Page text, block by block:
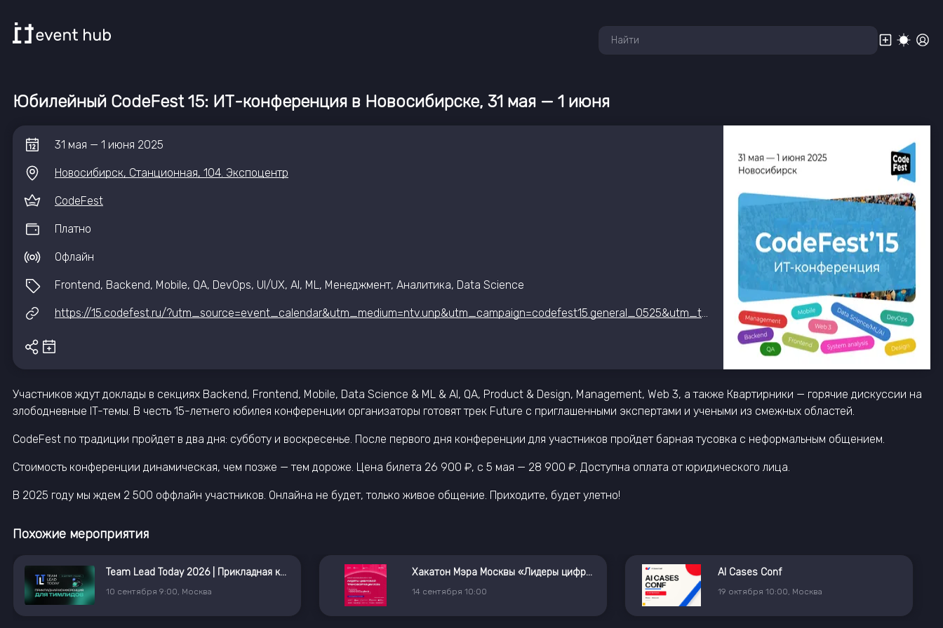
Юбилейный CodeFest 15: ИТ-конференция в Новосибирске, 31 мая — 1 июня
31 мая — 1 июня 2025
Новосибирск, Станционная, 104. Экспоцентр
CodeFest
Платно
Офлайн
Frontend, Backend, Mobile, QA, DevOps, UI/UX, AI, ML, Менеджмент, Аналитика, Data Science
https://15.codefest.ru/?utm_source=event_calendar&utm_medium=ntv.unp&utm_campaign=codefest15.general_0525&utm_term=iteventhub
Участников ждут доклады в секциях Backend, Frontend, Mobile, Data Science & ML & AI, QA, Product & Design, Management, Web 3, а также Квартирники — горячие дискуссии на
злободневные IT-темы. В честь 15-летнего юбилея конференции организаторы готовят трек Future с приглашенными экспертами и учеными из смежных областей.
CodeFest по традиции пройдет в два дня: субботу и воскресенье. После первого дня конференции для участников пройдет барная тусовка с неформальным общением.
Стоимость конференции динамическая, чем позже — тем дороже. Цена билета 26 900 ₽, с 5 мая — 28 900 ₽. Доступна оплата от юридического лица.
В 2025 году мы ждем 2 500 оффлайн участников. Онлайна не будет, только живое общение. Приходите, будет улетно!
Похожие мероприятия
Team Lead Today 2026 | Прикладная конференция для тимлидов
10 сентября 9:00 Москва
Хакатон Мэра Москвы «Лидеры цифровой трансформации»
14 сентября 10:00
AI Cases Conf
19 октября 10:00 Москва